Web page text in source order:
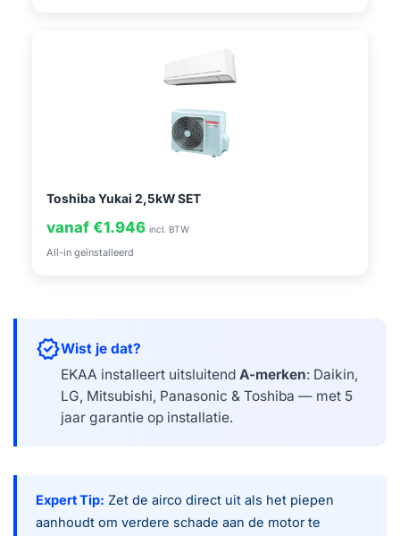
Toshiba Yukai 2,5kW SET
vanaf €1.946 incl. BTW
All-in geïnstalleerd
verifiedWist je dat?
EKAA installeert uitsluitendA-merken: Daikin,
LG, Mitsubishi, Panasonic & Toshiba — met 5
jaar garantie op installatie.
Expert Tip: Zet de airco direct uit als het piepen
aanhoudt om verdere schade aan de motor te